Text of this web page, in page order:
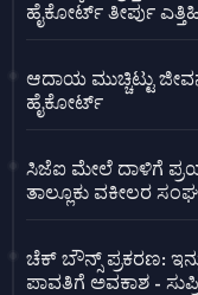
ಹೈಕೋರ್ಟ್ ತೀರ್ಪು
ಆದಾಯ ಮುಚ್ಚಿಟ್ಟು
ಹೈಕೋರ್ಟ್
ಸಿಜೆಐ ಮೇಲೆ ದಾಳಿಗೆ
ತಾಲ್ಲೂಕು ವಕೀಲರ
ಚೆಕ್ ಬೌನ್ಸ್ ಪ್ರಕರಣ:
ಪಾವತಿಗೆ ಅವಕಾಶ -